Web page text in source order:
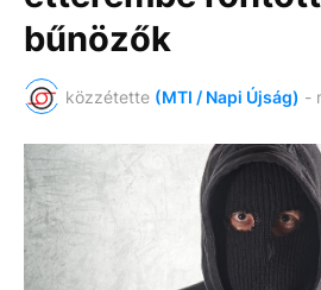
bűnözők
közzétette (MTI / Napi Újság) -